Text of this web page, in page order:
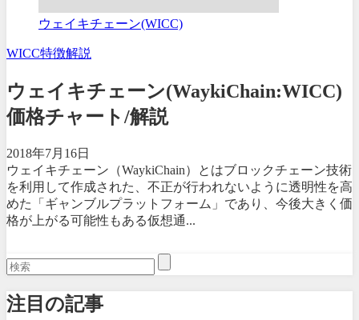
ウェイキチェーン(WICC)
WICC特徴解説
ウェイキチェーン(WaykiChain:WICC)
価格チャート/解説
2018年7月16日
ウェイキチェーン（WaykiChain）とはブロックチェーン技術
を利用して作成された、不正が行われないように透明性を高
めた「ギャンブルプラットフォーム」であり、今後大きく価
格が上がる可能性もある仮想通...
注目の記事